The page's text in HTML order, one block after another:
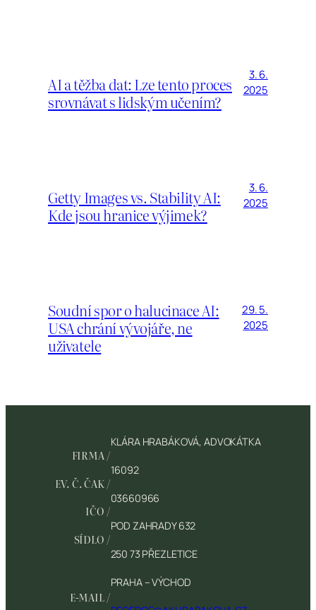
AI a těžba dat: Lze tento proces
srovnávat s lidským učením?
3. 6.
2025
Getty Images vs. Stability AI:
Kde jsou hranice výjimek?
3. 6.
2025
Soudní spor o halucinace AI:
USA chrání vývojáře, ne
uživatele
29. 5.
2025
FIRMA /
EV. Č. ČAK /
IČO /
SÍDLO /
E-MAIL /
KLÁRA HRABÁKOVÁ, ADVOKÁTKA
16092
03660966
POD ZAHRADY 632
250 73 PŘEZLETICE
PRAHA – VÝCHOD